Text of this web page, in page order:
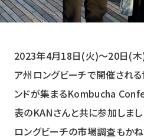
2023年4月18日(火)～20日(木)
ア州ロングビーチで開催され
ンドが集まるKombucha
表のKANさんと共に参加しまし
ロングビーチの市場調査もか